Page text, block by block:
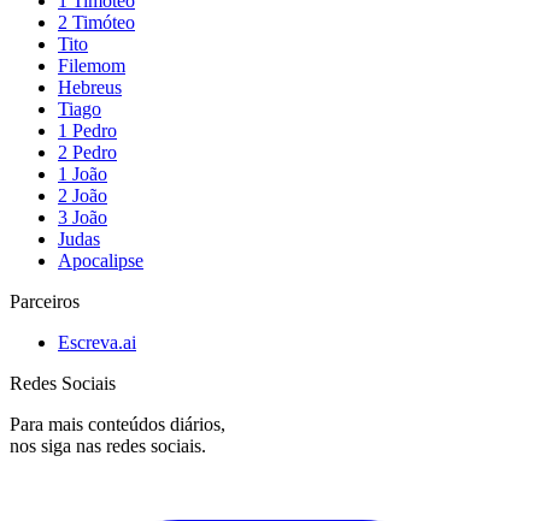
2 Timóteo
Tito
Filemom
Hebreus
Tiago
1 Pedro
2 Pedro
1 João
2 João
3 João
Judas
Apocalipse
Parceiros
Escreva.ai
Redes Sociais
Para mais conteúdos diários,
nos siga nas redes sociais.